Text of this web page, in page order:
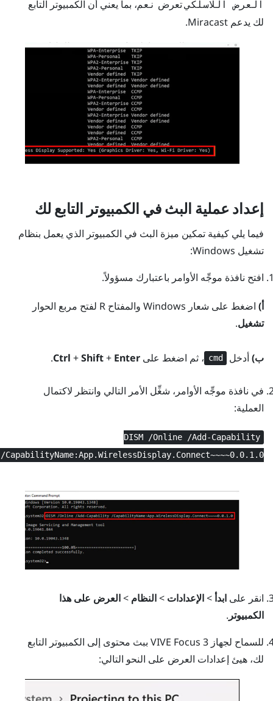
العرض اللاسلكيتعرض نعم، بما يعني أن الكمبيوتر التابع
لك يدعم Miracast
.
إعداد عملية البث في الكمبيوتر التابع لك
فيما يلي كيفية تمكين ميزة البث في الكمبيوتر الذي يعمل بنظام
تشغيل Windows
:
افتح نافذة موجِّه الأوامر باعتبارك مسؤولاً.
أ) اضغط على شعار Windows والمفتاح R لفتح مربع الحوار
تشغيل.
ب)أدخل cmd ، ثم اضغط على Ctrl +Shift+ Enter
.
في نافذة موجِّه الأوامر، شغِّل الأمر التالي وانتظر لاكتمال
العملية:
DISM /Online /Add-Capability
/CapabilityName:App.WirelessDisplay.Connect~~~~0.0.1.0
انقر على ابدأ>الإعدادات >النظام >العرض على هذا
الكمبيوتر .
للسماح لجهاز VIVE Focus 3 ببث محتوى إلى الكمبيوتر التابع
لك، هيئ إعدادات العرض على النحو التالي: